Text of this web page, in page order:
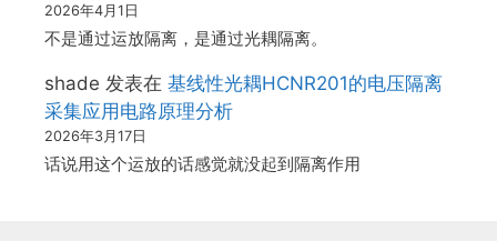
2026年4月1日
不是通过运放隔离，是通过光耦隔离。
shade 发表在 基线性光耦HCNR201的电压隔离
采集应用电路原理分析
2026年3月17日
话说用这个运放的话感觉就没起到隔离作用